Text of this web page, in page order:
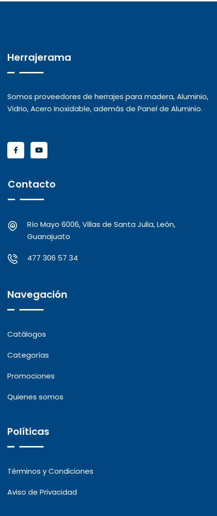
Herrajerama
Somos proveedores de herrajes para madera, Aluminio,
Vidrio, Acero Inoxidable, además de Panel de Aluminio.
Contacto
Río Mayo 6006, Villas de Santa Julia, León,
Guanajuato
477 306 57 34
Navegación
Catálogos
Categorías
Promociones
Quienes somos
Políticas
Términos y Condiciones
Aviso de Privacidad